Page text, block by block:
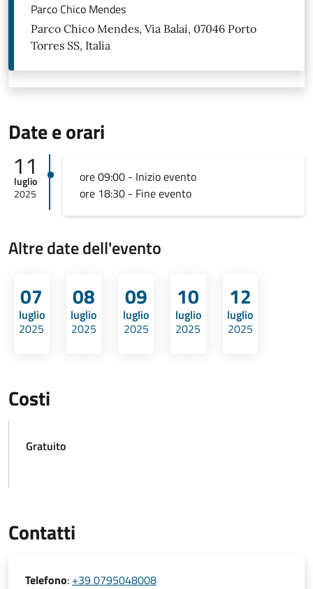
Parco Chico Mendes
Parco Chico Mendes, Via Balai, 07046 Porto
Torres SS, Italia
Date e orari
11
luglio
2025
ore 09:00 - Inizio evento
ore 18:30 - Fine evento
Altre date dell'evento
07
luglio
2025
08
luglio
2025
09
luglio
2025
10
luglio
2025
12
luglio
2025
Costi
Gratuito
Contatti
Telefono: +39 0795048008